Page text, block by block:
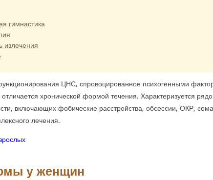
гимнастика
излечения
ЦНС, спровоцированное психогенными
хронической формой течения. Характеризуется
включающих фобические расстройства, обсессии, ОКР,
лечения.
у женщин